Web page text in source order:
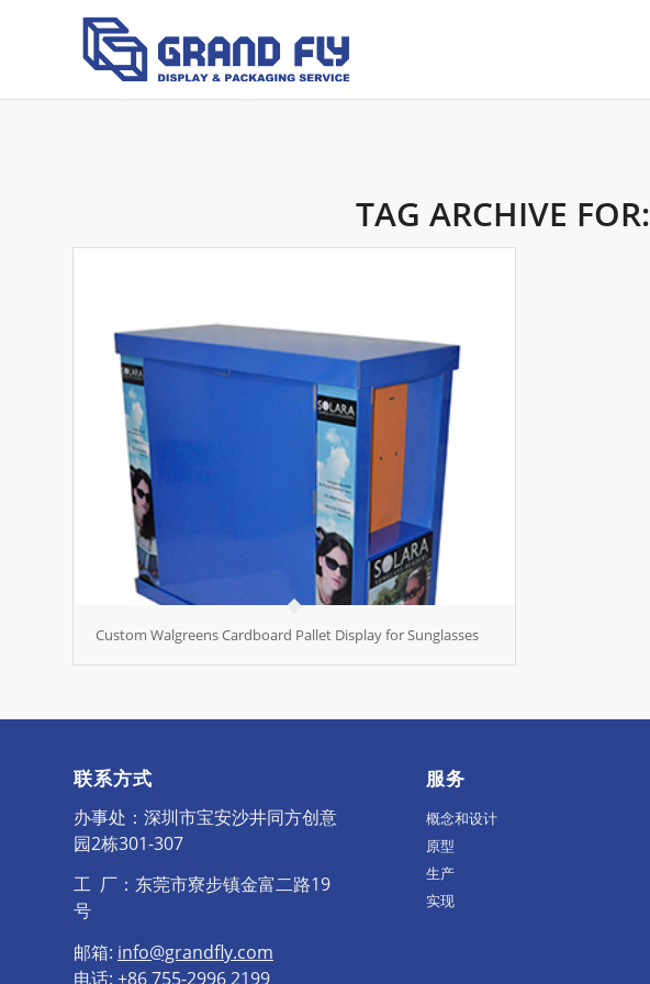
TAG ARCHIVE FOR:
Custom Walgreens Cardboard Pallet Display for Sunglasses
联系方式
办事处：深圳市宝安沙井同方创意
园2栋301-307
工 厂：东莞市寮步镇金富二路19
号
邮箱: info@grandfly.com
电话: +86 755-2996 2199
服务
概念和设计
原型
生产
实现